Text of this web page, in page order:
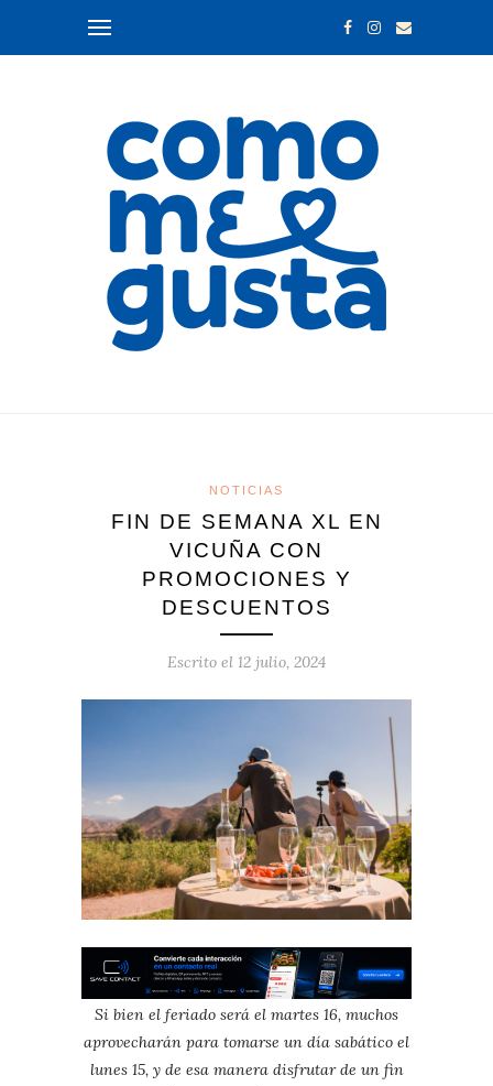
NOTICIAS
FIN DE SEMANA XL EN
VICUÑA CON
PROMOCIONES Y
DESCUENTOS
Escrito el 12 julio, 2024
Si bien el feriado será el martes 16, muchos
aprovecharán para tomarse un día sabático el
lunes 15, y de esa manera disfrutar de un fin